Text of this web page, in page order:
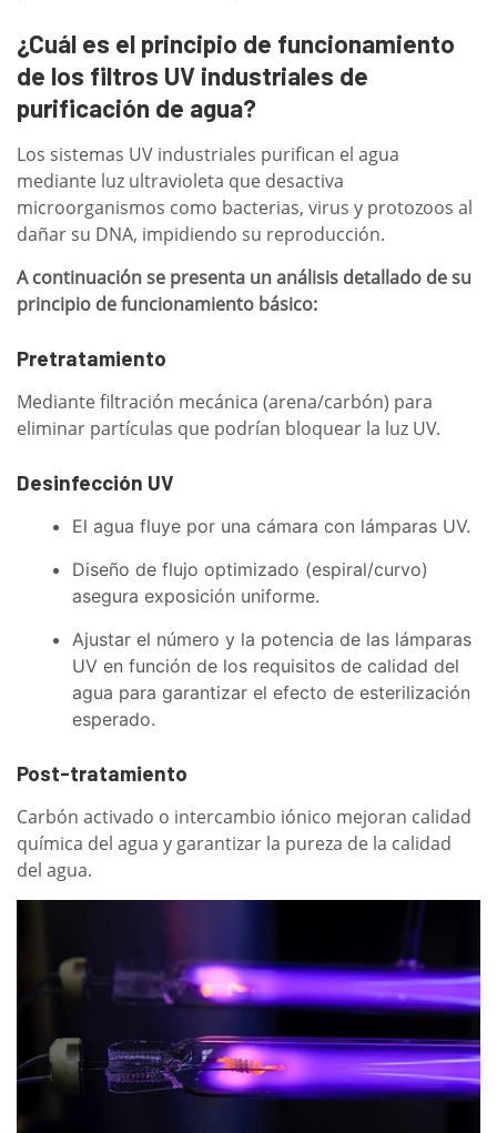
¿Cuál es el principio de funcionamiento
de los filtros UV industriales de
purificación de agua?
Los sistemas UV industriales purifican el agua
mediante luz ultravioleta que desactiva
microorganismos como bacterias, virus y protozoos al
dañar su DNA, impidiendo su reproducción.
A continuación se presenta un análisis detallado de su
principio de funcionamiento básico:
Pretratamiento
Mediante filtración mecánica (arena/carbón) para
eliminar partículas que podrían bloquear la luz UV.
Desinfección UV
El agua fluye por una cámara con lámparas UV.
Diseño de flujo optimizado (espiral/curvo)
asegura exposición uniforme.
Ajustar el número y la potencia de las lámparas
UV en función de los requisitos de calidad del
agua para garantizar el efecto de esterilización
esperado.
Post-tratamiento
Carbón activado o intercambio iónico mejoran calidad
química del agua y garantizar la pureza de la calidad
del agua.